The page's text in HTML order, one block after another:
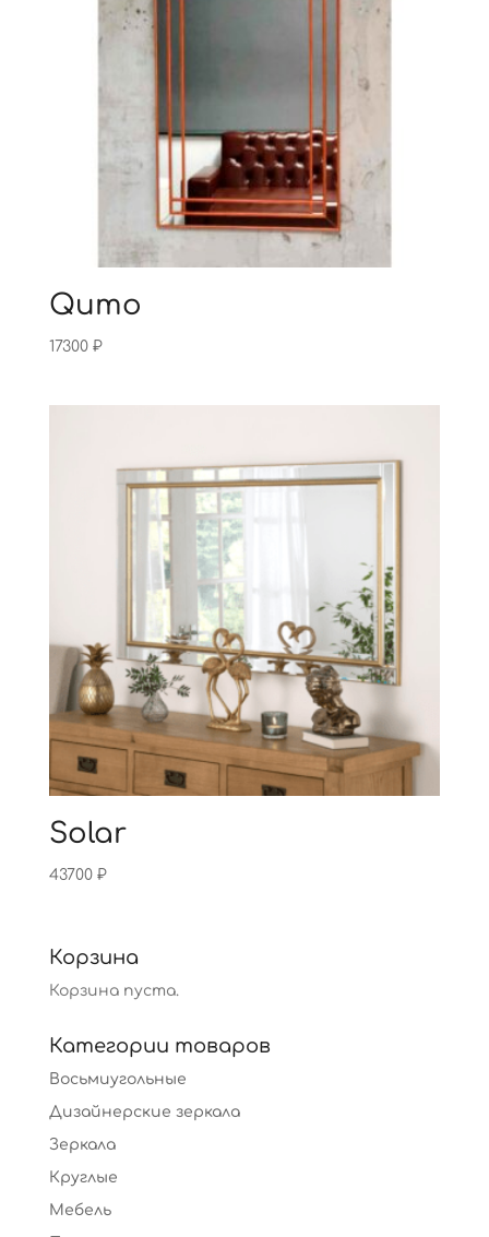
Qumo
17300 ₽
Solar
43700 ₽
Корзина
Корзина пуста.
Категории товаров
Восьмиугольные
Дизайнерские зеркала
Зеркала
Круглые
Мебель